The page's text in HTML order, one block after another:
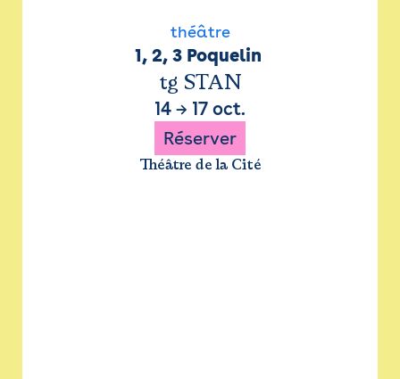
théâtre
1, 2, 3 Poquelin
tg STAN
14 → 17 oct.
Réserver
Théâtre de la Cité